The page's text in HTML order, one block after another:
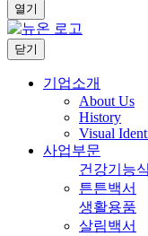
열기
닫기
기업소개
About Us
History
Visual
사업부문
건강기능
튼튼백서
생활용품
살림백서